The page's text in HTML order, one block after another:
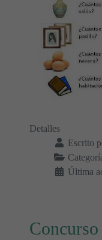
Detalles
Escrito
Última
Concurso